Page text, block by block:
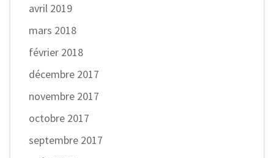
avril 2019
mars 2018
février 2018
décembre 2017
novembre 2017
octobre 2017
septembre 2017